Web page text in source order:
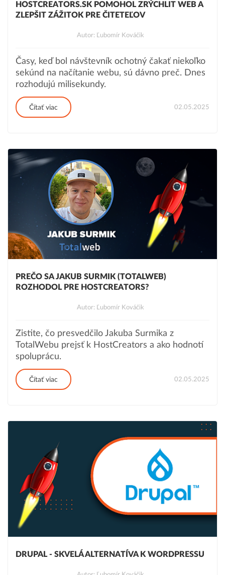
HOSTCREATORS.SK POMOHOL ZRÝCHLIT WEB A
ZLEPŠIT ZÁŽITOK PRE ČITETEĽOV
Autor: Ľubomír Kováčik
Časy, keď bol návštevník ochotný čakať niekoľko
sekúnd na načítanie webu, sú dávno preč. Dnes
rozhodujú milisekundy.
Čítať viac 02.05.2025
PREČO SA JAKUB SURMIK (TOTALWEB)
ROZHODOL PRE HOSTCREATORS?
Autor: Ľubomír Kováčik
Zistite, čo presvedčilo Jakuba Surmika z
TotalWebu prejsť k HostCreators a ako hodnotí
spoluprácu.
Čítať viac 02.05.2025
DRUPAL - SKVELÁ ALTERNATÍVA K WORDPRESSU